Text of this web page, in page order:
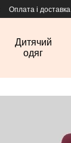
Оплата і доставка
Дитячий
одяг